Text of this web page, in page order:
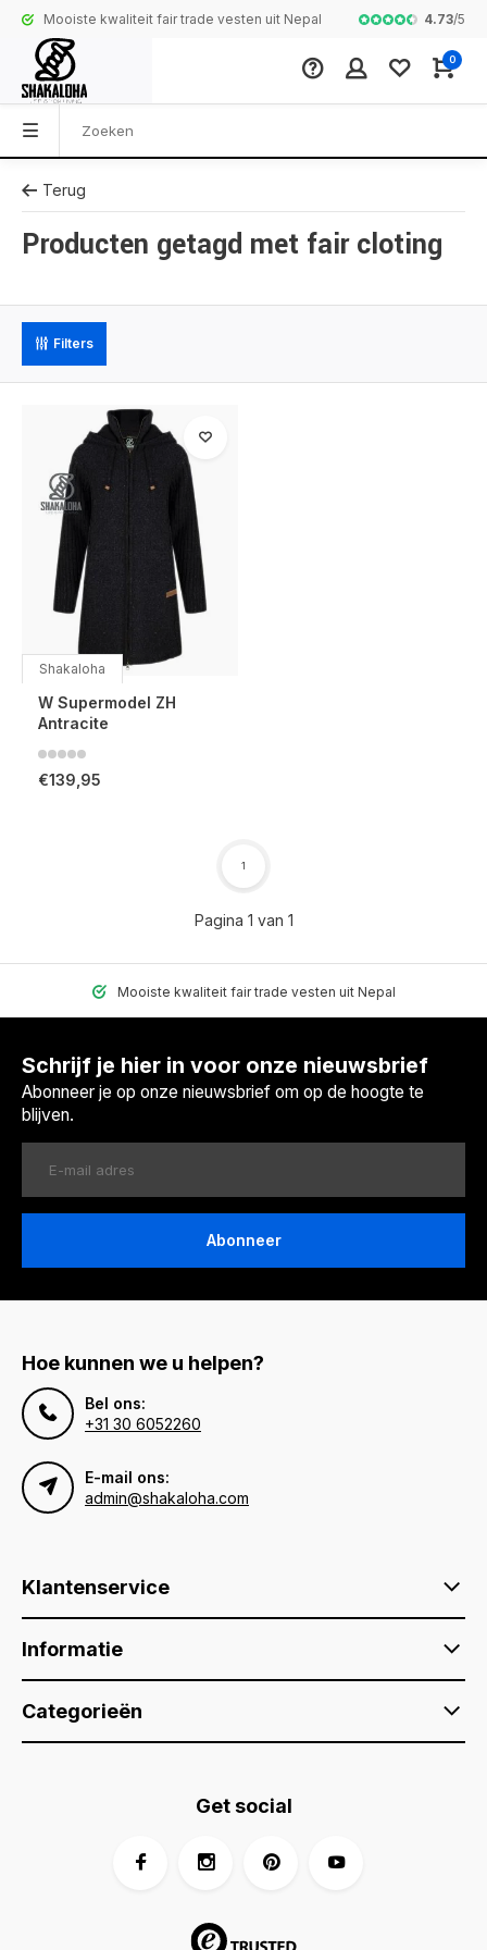
Mooiste kwaliteit fair trade vesten uit Nepal Complete
4.73/5
0
Terug
Producten getagd met fair cloting
Filters
Shakaloha
W Supermodel ZH
Antracite
€139,95
Pagina 1 van 1
1
Mooiste kwaliteit fair trade vesten uit Nepal
Schrijf je hier in voor onze nieuwsbrief
Abonneer je op onze nieuwsbrief om op de hoogte te
blijven.
Abonneer
Hoe kunnen we u helpen?
Bel ons:
+31 30 6052260
E-mail ons:
admin@shakaloha.com
Klantenservice
Informatie
Categorieën
Get social